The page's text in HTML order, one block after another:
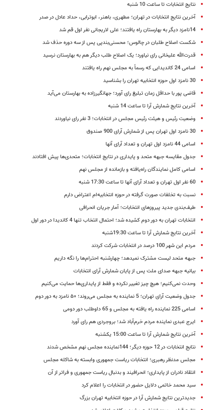
نتایج انتخابات تا ساعت 10 شنبه
آخرین نتایج انتخابات در تهران؛ مطهری، باهنر، ابوترابی، حداد عادل در صدر
14نامزد دیگر به بهارستان راه یافتند؛ علی لاریجانی نفر اول قم شد
شکست اصلاح طلبان در چالوس؛ محسنی‌بندپی پس از سه دوره حذف شد
قدرت‌الله علیخانی رای نیاورد؛ یک اصلاح طلب دیگر هم به بهارستان نرسید
اسامی 24 ‌کاندیدایی که رسماً به مجلس نهم راه یافتند
30 نامزد اول حوزه انتخابیه تهران را بشناسید
قاضی پور با حداقل زمان تبلیغ رای آورد؛ جهانگیرزاده به بهارستان می‌آید
آخرین نتایج شمارش آرا تا ساعت 14 شنبه
وضعیت رئیس و هیئت رئیس مجلس در انتخابات؛ 3 نفر رای نیاوردند
30 نامزد اول تهران پس از شمارش آرای 900 صندوق
اسامی 44 نامزد اول تهران و تعداد آرای آنها
جدول مقایسه جبهه متحد و پایداری در نتایج انتخابات؛ متحدی‌ها پیش افتادند
اسامی کامل نمایندگان راه‌یافته و بازمانده از مجلس نهم
60 نفر اول تهران و تعداد آرای آنها تا ساعت 17:30 شنبه
نسبت به تخلفات صورت گرفته در حوزه انتخابیه‌ام اعتراض دارم
طیف‌بندی جدید پیروزهای انتخابات؛ آمار جریان انحرافی
انتخابات تهران به دور دوم کشیده شد؛ احتمال انتخاب تنها 4 کاندیدا در دور اول
آخرین نتایج شمارش آرا تا ساعت 19:30شنبه
مردم این شهر 100 درصد در انتخابات شرکت کردند
جبهه متحد لیست مشترک نمی​دهد؛ چهارشنبه احترام‌ها را نگه داریم
بیانیه جبهه صدای ملت پس از پایان شمارش آرای انتخابات
وحدت نمی‌کنیم؛ هیچ چیز تغییر نکرده و فقط از پایداری‌ها حمایت می‌کنیم
جدول وضعیت آرای تهران؛ 5 نماینده به مجلس می‌روند؛ ۵۰ نامزد به دور دوم
اسامی 225 نماینده راه یافته به مجلس و 65 داوطلب دور دومی
ایرج عبدی نماینده مردم خرم‌آباد شد؛ بروجردی هم رای آورد
آخرین نتایج شمارش آرا تا ساعت 15:00 یکشنبه
نتابج انتخابات در 12 حوزه دیگر؛ 144نماینده مجلس نهم مشخص شدند
مجلس مدنظر رهبری؛ انتخابات ریاست جمهوری وابسته به شاکله مجلس
انتقاد نادران از پایداری؛ انحرافیند و بدنبال ریاست جمهوری و فراتر از آن
سید محمد خاتمی دلایل حضور در انتخابات را اعلام کرد
جدیدترین نتایج شمارش آرا در حوزه انتخابیه تهران بزرگ